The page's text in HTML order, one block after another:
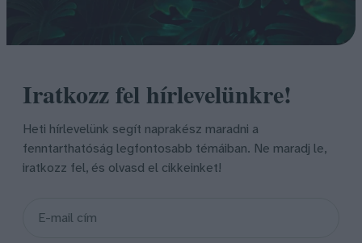
Iratkozz fel hírlevelünkre!
Heti hírlevelünk segít naprakész maradni a
fenntarthatóság legfontosabb témáiban. Ne maradj le,
iratkozz fel, és olvasd el cikkeinket!